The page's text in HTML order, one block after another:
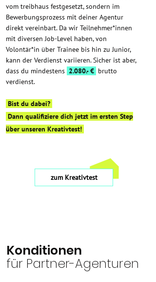
vom treibhaus festgesetzt, sondern im
Bewerbungsprozess mit deiner Agentur
direkt vereinbart. Da wir Teilnehmer*innen
mit diversen Job-Level haben, von
Volontär*in über Trainee bis hin zu Junior,
kann der Verdienst variieren. Sicher ist aber,
dass du mindestens 2.080.- € brutto
verdienst.
Bist du dabei?
Dann qualifiziere dich jetzt im ersten Step
über unseren Kreativtest!
zum Kreativtest
Konditionen
für Partner-Agenturen